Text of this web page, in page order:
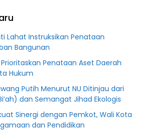
Lahat Instruksikan Penataan
Bangunan
Penataan Aset Daerah
Hukum
Putih Menurut NU Ditinjau dari
dan Semangat Jihad Ekologis
Sinergi dengan Pemkot, Wali Kota
dan Pendidikan